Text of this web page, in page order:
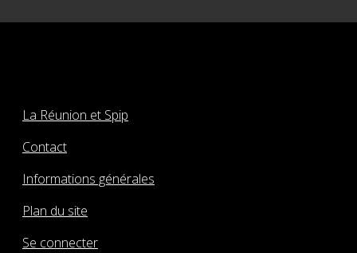
La Réunion et Spip
Contact
Informations générales
Plan du site
Se connecter